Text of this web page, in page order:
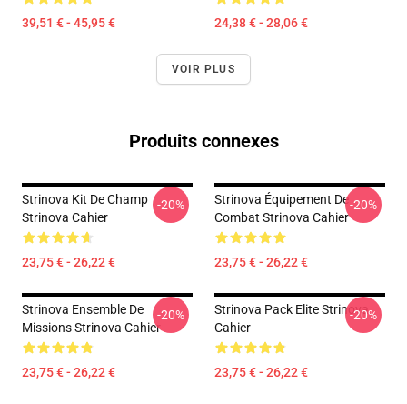
39,51 € - 45,95 € 24,38 € - 28,06 €
VOIR PLUS
Produits connexes
Strinova Kit De Champ
Strinova Cahier
23,75 € - 26,22 €
-20%
Strinova Équipement De
Combat Strinova Cahier
23,75 € - 26,22 €
-20%
Strinova Ensemble De
Missions Strinova Cahier
23,75 € - 26,22 €
-20%
Strinova Pack Elite Strinova
Cahier
23,75 € - 26,22 €
-20%